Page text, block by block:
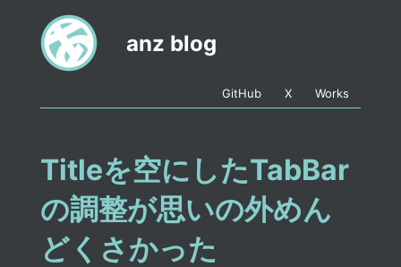
anz blog
GitHub X Works
Titleを空にしたTabBar
の調整が思いの外めん
どくさかった